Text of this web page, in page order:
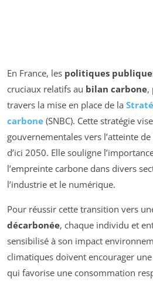
En France, les politiques
cruciaux relatifs au bilan carbone,
travers la mise en place de la
carbone (SNBC). Cette stratégie
gouvernementales vers l’atteinte de
d’ici 2050. Elle souligne
l’empreinte carbone dans divers
l’industrie et le numérique.
Pour réussir cette transition vers
décarbonée, chaque individu et
sensibilisé à son impact
climatiques doivent encourager une
qui favorise une consommation